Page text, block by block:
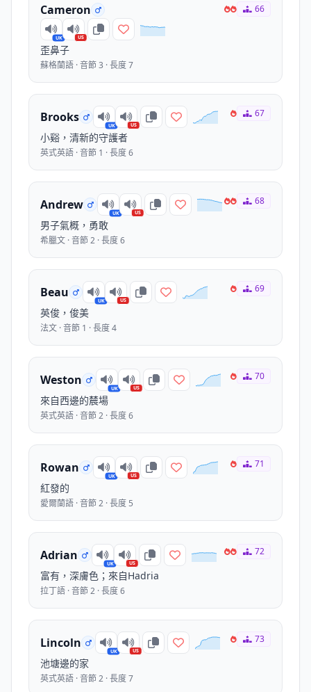
Cameron
UK US
歪鼻子
蘇格蘭語 · 音節 3 · 長度 7
66
Brooks
UK US
小谿，清新的守護者
英式英語 · 音節 1 · 長度 6
67
Andrew
UK US
男子氣概，勇敢
希臘文 · 音節 2 · 長度 6
68
Beau
UK US
英俊，俊美
法文 · 音節 1 · 長度 4
69
Weston
UK US
來自西邊的辳場
英式英語 · 音節 2 · 長度 6
70
Rowan
UK US
紅發的
愛爾蘭語 · 音節 2 · 長度 5
71
Adrian
UK US
富有，深膚色；來自Hadria
拉丁語 · 音節 2 · 長度 6
72
Lincoln
UK US
池塘邊的家
英式英語 · 音節 2 · 長度 7
73